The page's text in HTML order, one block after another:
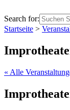
Search for:
Startseite >
« Alle